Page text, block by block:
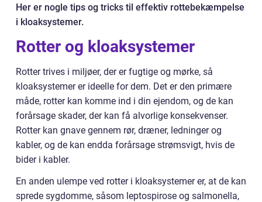
Her er nogle tips og tricks til effektiv rottebekæmpelse
i kloaksystemer.
Rotter og kloaksystemer
Rotter trives i miljøer, der er fugtige og mørke, så
kloaksystemer er ideelle for dem. Det er den primære
måde, rotter kan komme ind i din ejendom, og de kan
forårsage skader, der kan få alvorlige konsekvenser.
Rotter kan gnave gennem rør, dræner, ledninger og
kabler, og de kan endda forårsage strømsvigt, hvis de
bider i kabler.
En anden ulempe ved rotter i kloaksystemer er, at de kan
sprede sygdomme, såsom leptospirose og salmonella,